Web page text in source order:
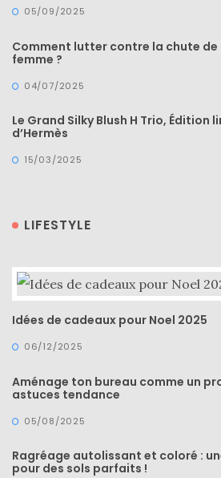
05/09/2025
Comment lutter contre la chute de
femme ?
04/07/2025
Le Grand Silky Blush H Trio, Édition
d’Hermès
15/03/2025
LIFESTYLE
Idées de cadeaux pour Noel 2025
06/12/2025
Aménage ton bureau comme un
astuces tendance
05/08/2025
Ragréage autolissant et coloré :
pour des sols parfaits !